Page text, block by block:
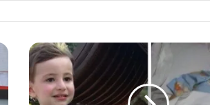
ب
ص